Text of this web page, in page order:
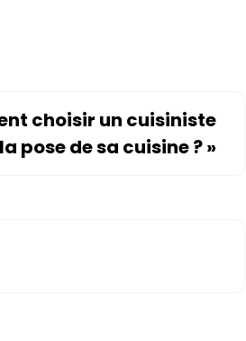
choisir un cuisiniste
pose de sa cuisine ?»